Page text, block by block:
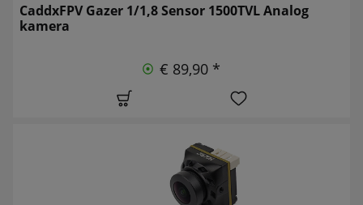
CaddxFPV Gazer 1/1,8 Sensor 1500TVL Analog
kamera
€ 89,90 *